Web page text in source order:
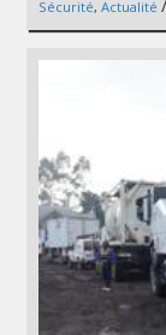
Sécurité, Actualité /